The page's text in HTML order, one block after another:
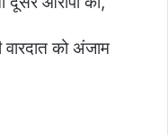
वारदात को अंजाम